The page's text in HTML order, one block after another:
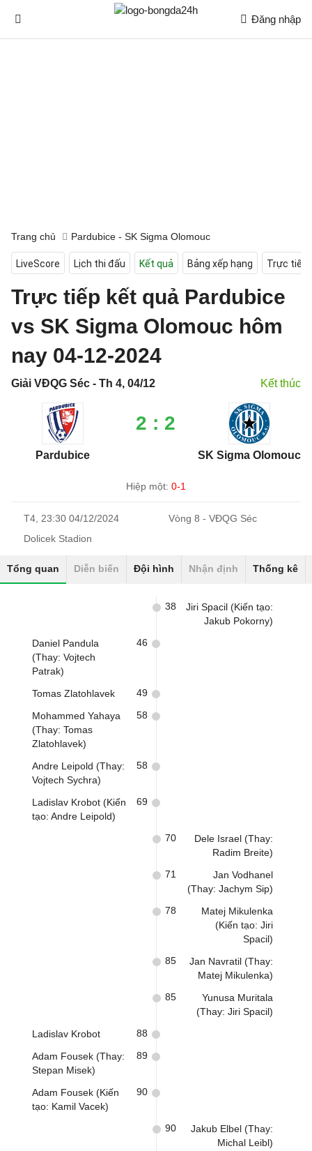
Đăng nhập
Trang chủ Pardubice - SK Sigma Olomouc
LiveScore Lịch thi đấu Kết quả Bảng xếp hạng Trực tiếp
Trực tiếp kết quả Pardubice
vs SK Sigma Olomouc hôm
nay 04-12-2024
Giải VĐQG Séc - Th 4, 04/12 Kết thúc
Pardubice
2 : 2
SK Sigma Olomouc
Hiệp một: 0-1
T4, 23:30 04/12/2024
Vòng 8 - VĐQG Séc
Dolicek Stadion
Tổng quan Diễn biến Đội hình Nhận định Thống kê
Jiri Spacil (Kiến tạo:
Jakub Pokorny)
38
Daniel Pandula
(Thay: Vojtech
Patrak)
46
Tomas Zlatohlavek 49
Mohammed Yahaya
(Thay: Tomas
Zlatohlavek)
58
Andre Leipold (Thay:
Vojtech Sychra)
58
Ladislav Krobot (Kiến
tạo: Andre Leipold)
69
Dele Israel (Thay:
Radim Breite)
70
Jan Vodhanel
(Thay: Jachym Sip)
71
Matej Mikulenka
(Kiến tạo: Jiri
Spacil)
78
Jan Navratil (Thay:
Matej Mikulenka)
85
Yunusa Muritala
(Thay: Jiri Spacil)
85
Ladislav Krobot 88
Adam Fousek (Thay:
Stepan Misek)
89
Adam Fousek (Kiến
tạo: Kamil Vacek)
90
Jakub Elbel (Thay:
Michal Leibl)
90